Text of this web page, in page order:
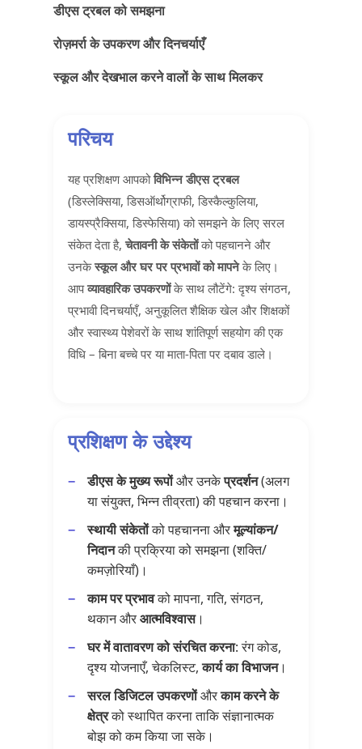
डीएस ट्रबल को समझना
रोज़मर्रा के उपकरण और दिनचर्याएँ
स्कूल और देखभाल करने वालों के साथ मिलकर
परिचय
यह प्रशिक्षण आपकोविभिन्न डीएस ट्रबल
(डिस्लेक्सिया, डिसऑर्थोग्राफी, डिस्कैल्कुलिया,
डायस्प्रैक्सिया, डिस्फेसिया) को समझने के लिए सरल
संकेत देता है,चेतावनी के संकेतोंको पहचानने और
उनकेस्कूल और घर पर प्रभावों को मापनेके लिए।
आपव्यावहारिक उपकरणोंके साथ लौटेंगे: दृश्य संगठन,
प्रभावी दिनचर्याएँ, अनुकूलित शैक्षिक खेल और शिक्षकों
और स्वास्थ्य पेशेवरों के साथ शांतिपूर्ण सहयोग की एक
विधि – बिना बच्चे पर या माता-पिता पर दबाव डाले।
प्रशिक्षण के उद्देश्य
डीएस के मुख्य रूपोंऔर उनकेप्रदर्शन(अलग
या संयुक्त, भिन्न तीव्रता) की पहचान करना।
स्थायी संकेतोंको पहचानना औरमूल्यांकन/
निदानकी प्रक्रिया को समझना (शक्ति/
कमज़ोरियाँ)।
काम पर प्रभावको मापना, गति, संगठन,
थकान औरआत्मविश्वास।
घर में वातावरण को संरचित करना: रंग कोड,
दृश्य योजनाएँ, चेकलिस्ट,कार्य का विभाजन।
सरल डिजिटल उपकरणोंऔरकाम करने के
क्षेत्रको स्थापित करना ताकि संज्ञानात्मक
बोझ को कम किया जा सके।